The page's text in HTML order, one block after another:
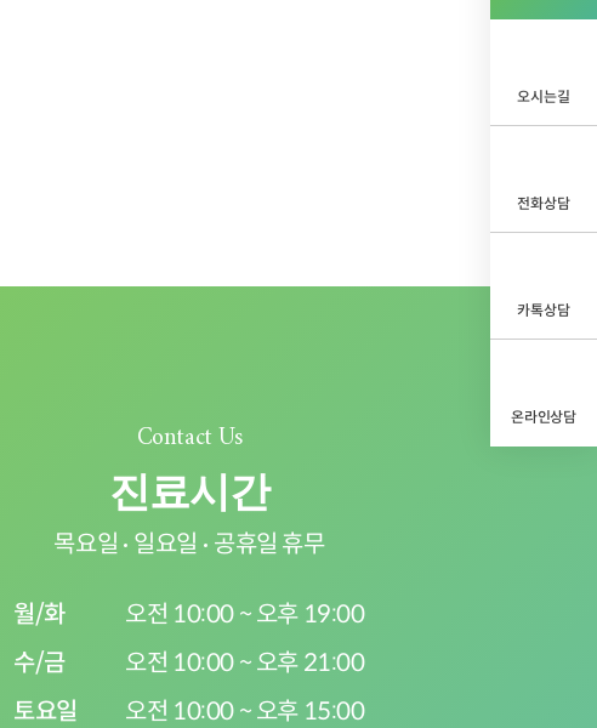
Contact Us
진료시간
목요일 일요일 공휴일 휴무
월/화
오전 10:00 ~ 오후 19:00
수/금
오전 10:00 ~ 오후 21:00
토요일
오전 10:00 ~ 오후 15:00
오시는길
전화상담
카톡상담
온라인상담